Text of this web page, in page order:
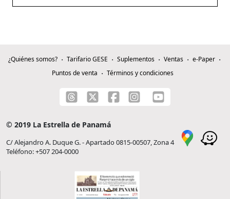
¿Quiénes somos? Tarifario GESE Suplementos Ventas
e-Paper
Puntos de venta
Términos y condiciones
© 2019 La Estrella de Panamá
C/ Alejandro A. Duque G. - Apartado 0815-00507, Zona 4
Teléfono: +507 204-0000